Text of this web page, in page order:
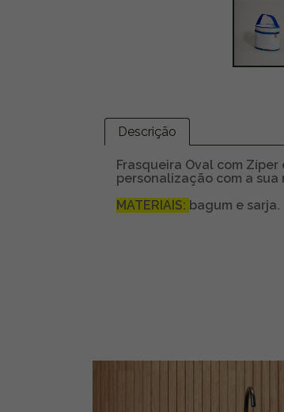
Descrição
Frasqueira Oval com
personalização com a
MATERIAIS: bagum e sarja.